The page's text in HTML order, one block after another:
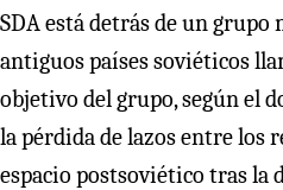
SDA está detrás de un
antiguos países soviéticos
objetivo del grupo, según el
la pérdida de lazos entre los
espacio postsoviético tras la